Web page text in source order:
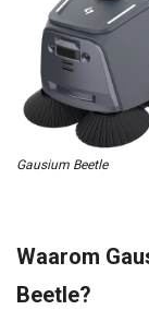
Gausium Beetle
Waarom
Beetle?